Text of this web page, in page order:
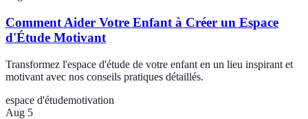
Comment Aider Votre Enfant à Créer un Espace
d'Étude Motivant
Transformez l'espace d'étude de votre enfant en un lieu inspirant et
motivant avec nos conseils pratiques détaillés.
espace d'étudemotivation
Aug 5